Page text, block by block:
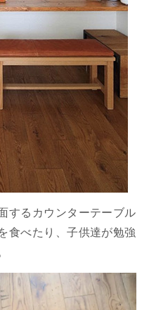
するカウンターテーブル
食べたり、子供達が勉強